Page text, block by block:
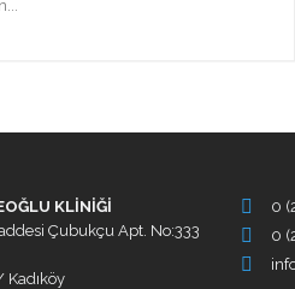
KLİNİĞİ
Çubukçu Apt. No:333
Kadıköy
0
0